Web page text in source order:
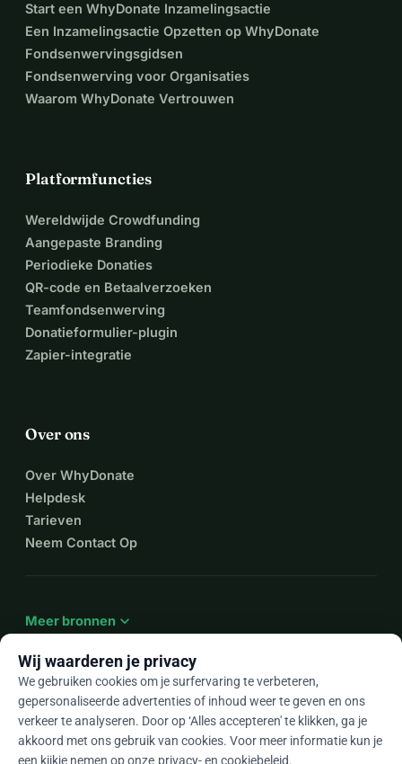
Start een WhyDonate Inzamelingsactie
Een Inzamelingsactie Opzetten op WhyDonate
Fondsenwervingsgidsen
Fondsenwerving voor Organisaties
Waarom WhyDonate Vertrouwen
Platformfuncties
Wereldwijde Crowdfunding
Aangepaste Branding
Periodieke Donaties
QR-code en Betaalverzoeken
Teamfondsenwerving
Donatieformulier-plugin
Zapier-integratie
Over ons
Over WhyDonate
Helpdesk
Tarieven
Neem Contact Op
Meer bronnen expand_more
Nlarrow_drop_down
★★★★★ 4,9 / 5 op basis van 500+ reviews
Wij waarderen je privacy
We gebruiken cookies om je surfervaring te verbeteren,
gepersonaliseerde advertenties of inhoud weer te geven en ons
verkeer te analyseren. Door op ‘Alles accepteren' te klikken, ga je
akkoord met ons gebruik van cookies. Voor meer informatie kun je
een kijkje nemen op onze privacy- en cookiebeleid.